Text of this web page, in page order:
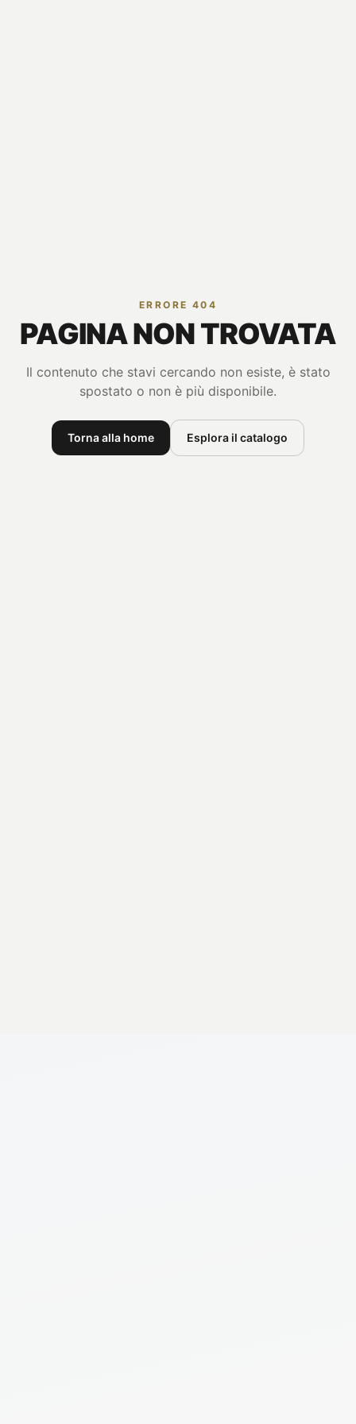
ERRORE 404
PAGINA NON TROVATA
Il contenuto che stavi cercando non esiste, è stato
spostato o non è più disponibile.
Torna alla home Esplora il catalogo